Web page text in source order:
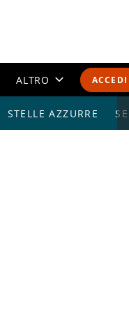
ACCEDI
ALTRO
CALENDARI E
STELLE AZZURRE